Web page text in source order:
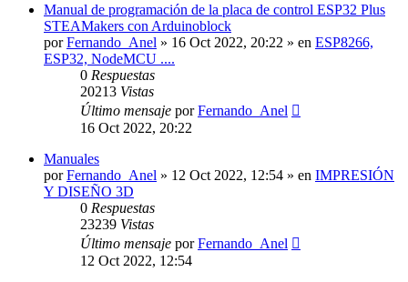
Manual de programación de la placa de control ESP32 Plus
STEAMakers con Arduinoblock
porFernando_Anel » 16 Oct 2022, 20:22 » en ESP8266,
ESP32, NodeMCU ....
0 Respuestas
20213 Vistas
Último mensaje porFernando_Anel
16 Oct 2022, 20:22
Manuales
porFernando_Anel » 12 Oct 2022, 12:54 » en IMPRESIÓN
Y DISEÑO 3D
0 Respuestas
23239 Vistas
Último mensaje porFernando_Anel
12 Oct 2022, 12:54